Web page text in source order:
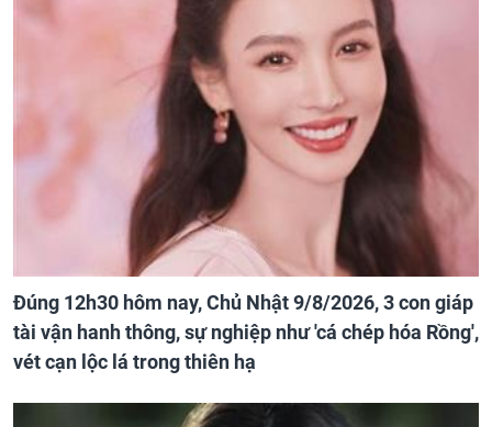
Đúng 12h30 hôm nay, Chủ Nhật 9/8/2026, 3 con giáp
tài vận hanh thông, sự nghiệp như 'cá chép hóa Rồng',
vét cạn lộc lá trong thiên hạ